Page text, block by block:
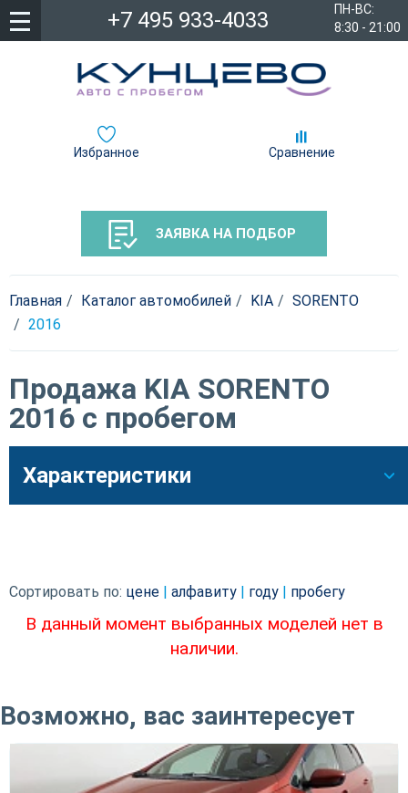
ПН-ВС:
8:30 - 21:00
+7 495 933-4033
Избранное Сравнение
ЗАЯВКА НА ПОДБОР
Главная Каталог автомобилей KIA
SORENTO
2016
Продажа KIA SORENTO
2016 с пробегом
Характеристики
Сортировать по: цене алфавиту году пробегу
В данный момент выбранных моделей нет в
наличии.
Возможно, вас заинтересует